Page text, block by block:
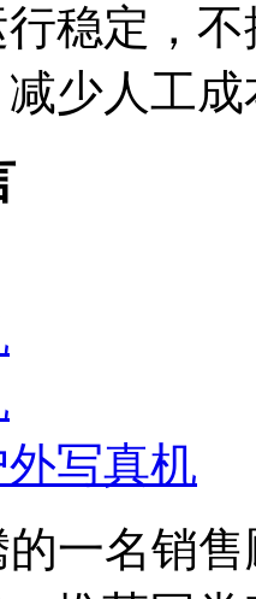
稳定，
少人工成
写真机
名销售